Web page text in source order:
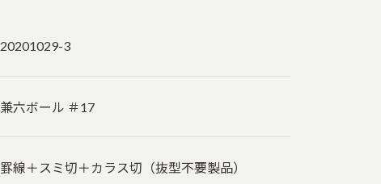
20201029-3
兼六ボール ＃17
罫線＋スミ切＋カラス切（抜型不要製品）